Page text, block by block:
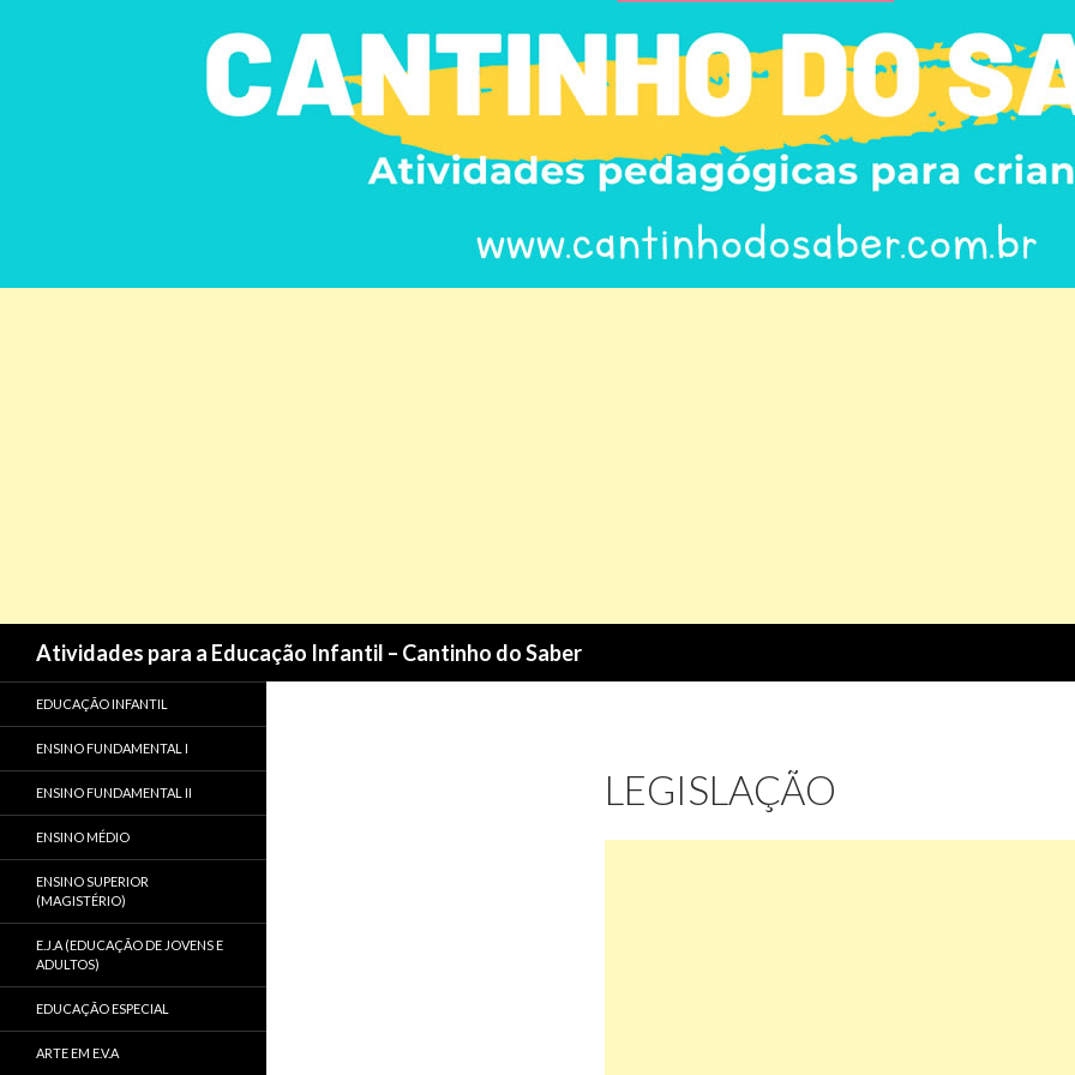
Atividades para a Educação Infantil – Cantinho do Saber
LEGISLAÇÃO
EDUCAÇÃO INFANTIL
ENSINO FUNDAMENTAL I
ENSINO FUNDAMENTAL II
ENSINO MÉDIO
ENSINO SUPERIOR
(MAGISTÉRIO)
E.J.A (EDUCAÇÃO DE JOVENS E
ADULTOS)
EDUCAÇÃO ESPECIAL
ARTE EM E.V.A